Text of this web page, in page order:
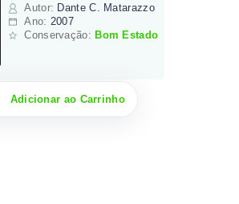
Autor: Dante C. Matarazzo
Ano: 2007
Conservação:Bom Estado
Adicionar ao Carrinho